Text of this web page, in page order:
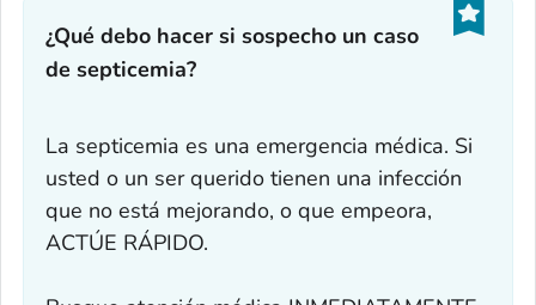
¿Qué debo hacer si sospecho un caso
de septicemia?
La septicemia es una emergencia médica. Si
usted o un ser querido tienen una infección
que no está mejorando, o que empeora,
ACTÚE RÁPIDO.